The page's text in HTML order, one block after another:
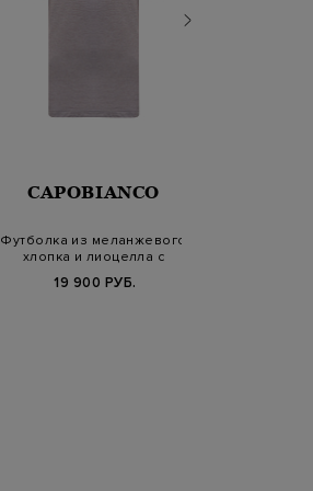
CAPOBIANCO
Футболка из меланжевого
хлопка и лиоцелла c
19 900 РУБ.